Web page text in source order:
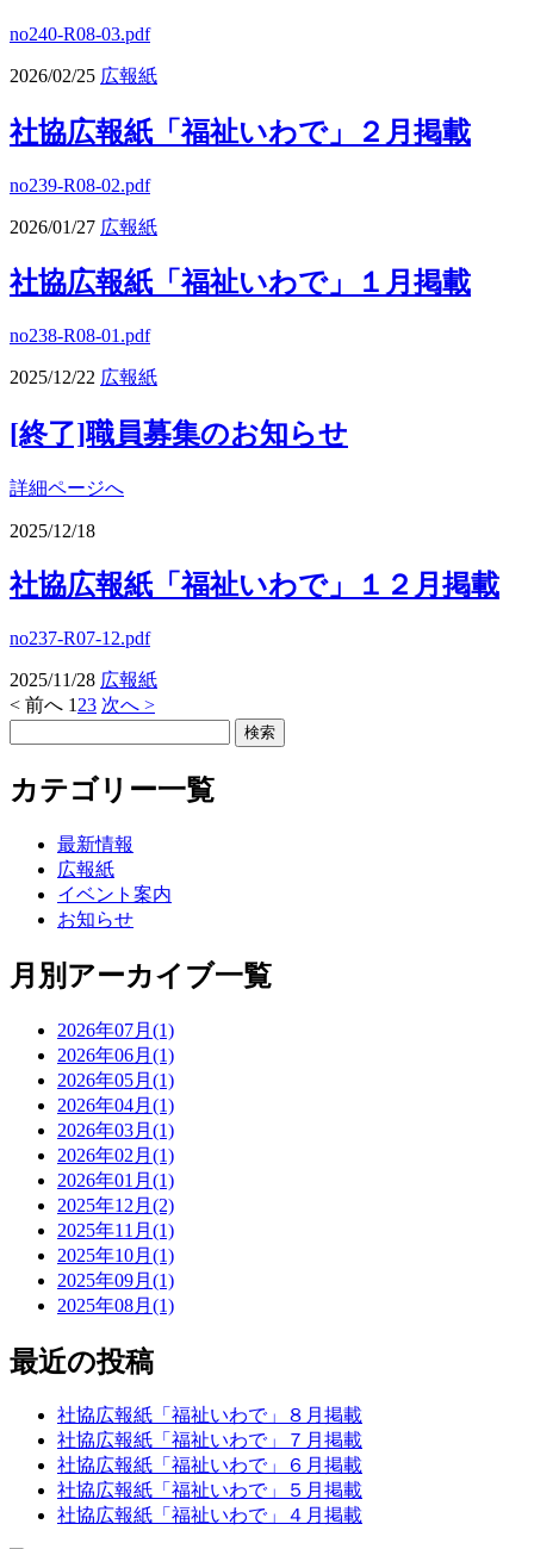
no240-R08-03.pdf
2026/02/25 広報紙
社協広報紙「福祉いわで」２月掲載
no239-R08-02.pdf
2026/01/27 広報紙
社協広報紙「福祉いわで」１月掲載
no238-R08-01.pdf
2025/12/22 広報紙
[終了]職員募集のお知らせ
詳細ページへ
2025/12/18
社協広報紙「福祉いわで」１２月掲載
no237-R07-12.pdf
2025/11/28 広報紙
< 前へ 1 23 次へ >
カテゴリー一覧
最新情報
広報紙
イベント案内
お知らせ
月別アーカイブ一覧
2026年07月(1)
2026年06月(1)
2026年05月(1)
2026年04月(1)
2026年03月(1)
2026年02月(1)
2026年01月(1)
2025年12月(2)
2025年11月(1)
2025年10月(1)
2025年09月(1)
2025年08月(1)
最近の投稿
社協広報紙「福祉いわで」８月掲載
社協広報紙「福祉いわで」７月掲載
社協広報紙「福祉いわで」６月掲載
社協広報紙「福祉いわで」５月掲載
社協広報紙「福祉いわで」４月掲載